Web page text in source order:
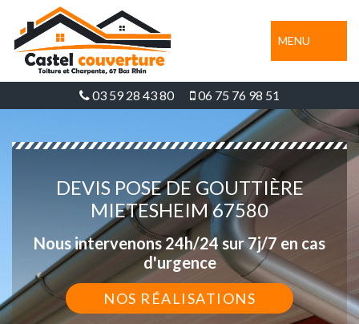
MENU
03 59 28 43 80 06 75 76 98 51
DEVIS POSE DE GOUTTIÈRE
MIETESHEIM 67580
Nous intervenons 24h/24 sur 7j/7 en cas
d'urgence
NOS RÉALISATIONS